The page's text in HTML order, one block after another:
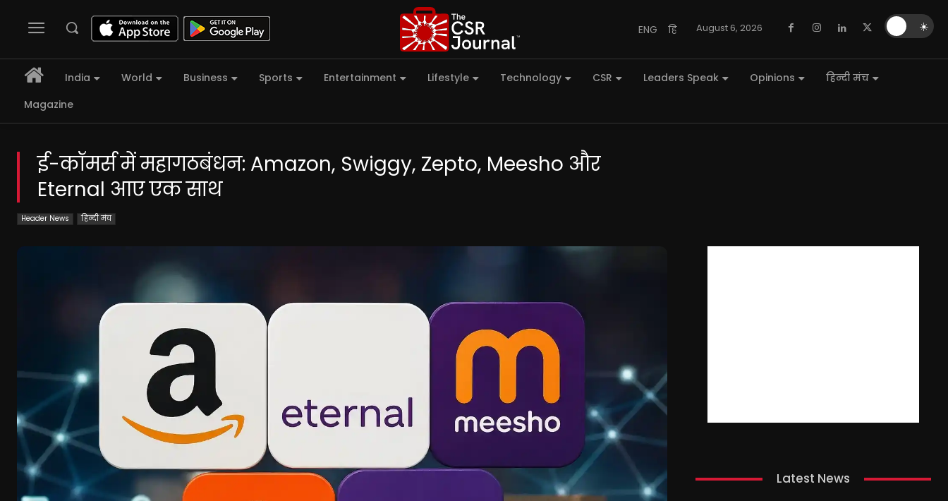
ENG हि August 6, 2026
India World Business Sports Entertainment Lifestyle Technology CSR Leaders Speak Opinions
हिन्दी मंच
Magazine
ई-कॉमर्स में महागठबंधन: Amazon, Swiggy, Zepto, Meesho और
Eternal आए एक साथ
Header News हिन्दी मंच
Latest News
☀️